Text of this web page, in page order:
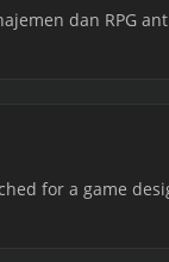
dan RPG
for a game